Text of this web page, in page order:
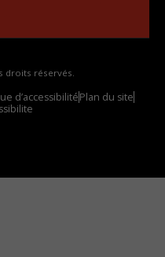
droits réservés.
d’accessibilitéPlan du site